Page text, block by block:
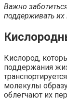
Важно
поддерживать
Кислород,
поддержания
молекулы
облегчают их